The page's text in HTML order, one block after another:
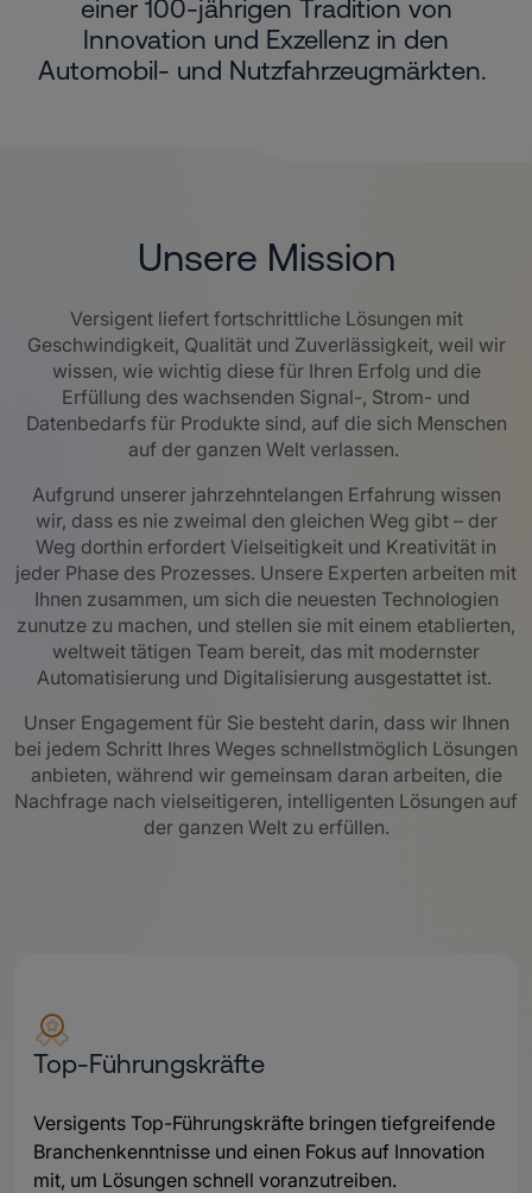
einer 100-jährigen Tradition von
Innovation und Exzellenz in den
Automobil- und Nutzfahrzeugmärkten.
Unsere Mission
Versigent liefert fortschrittliche Lösungen mit
Geschwindigkeit, Qualität und Zuverlässigkeit, weil wir
wissen, wie wichtig diese für Ihren Erfolg und die
Erfüllung des wachsenden Signal-, Strom- und
Datenbedarfs für Produkte sind, auf die sich Menschen
auf der ganzen Welt verlassen.
Aufgrund unserer jahrzehntelangen Erfahrung wissen
wir, dass es nie zweimal den gleichen Weg gibt – der
Weg dorthin erfordert Vielseitigkeit und Kreativität in
jeder Phase des Prozesses. Unsere Experten arbeiten mit
Ihnen zusammen, um sich die neuesten Technologien
zunutze zu machen, und stellen sie mit einem etablierten,
weltweit tätigen Team bereit, das mit modernster
Automatisierung und Digitalisierung ausgestattet ist.
Unser Engagement für Sie besteht darin, dass wir Ihnen
bei jedem Schritt Ihres Weges schnellstmöglich Lösungen
anbieten, während wir gemeinsam daran arbeiten, die
Nachfrage nach vielseitigeren, intelligenten Lösungen auf
der ganzen Welt zu erfüllen.
Top-Führungskräfte
Versigents Top-Führungskräfte bringen tiefgreifende
Branchenkenntnisse und einen Fokus auf Innovation
mit, um Lösungen schnell voranzutreiben.